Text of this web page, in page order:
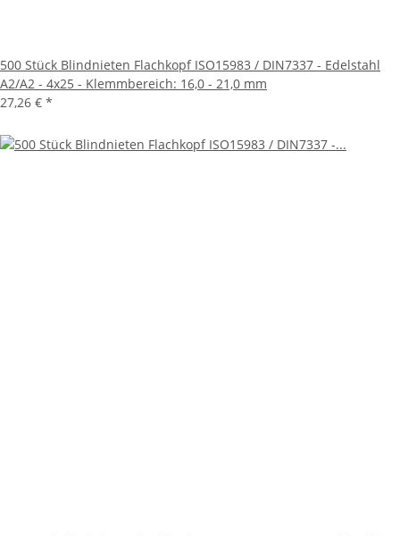
500 Stück Blindnieten Flachkopf ISO15983 / DIN7337 - Edelstahl
A2/A2 - 4x25 - Klemmbereich: 16,0 - 21,0 mm
27,26 € *